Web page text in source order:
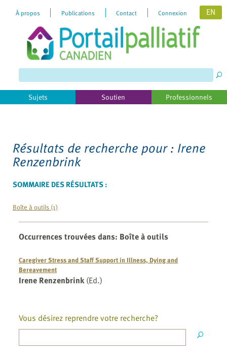
website
includes
an
À propos Publications Contact Connexion EN
Sujets Soutien Professionnels
Résultats de recherche pour : Irene
Renzenbrink
SOMMAIRE DES RÉSULTATS :
Boîte à outils (1)
Occurrences trouvées dans: Boîte à outils
Caregiver Stress and Staff Support in Illness, Dying and
Bereavement
Irene Renzenbrink(Ed.)
Vous désirez reprendre votre recherche?